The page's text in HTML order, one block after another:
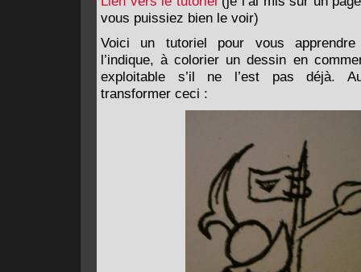
vous puissiez bien le voir)
Voici un tutoriel pour vous
l’indique, à colorier un dessin en
exploitable s’il ne l’est pas déjà.
transformer ceci :